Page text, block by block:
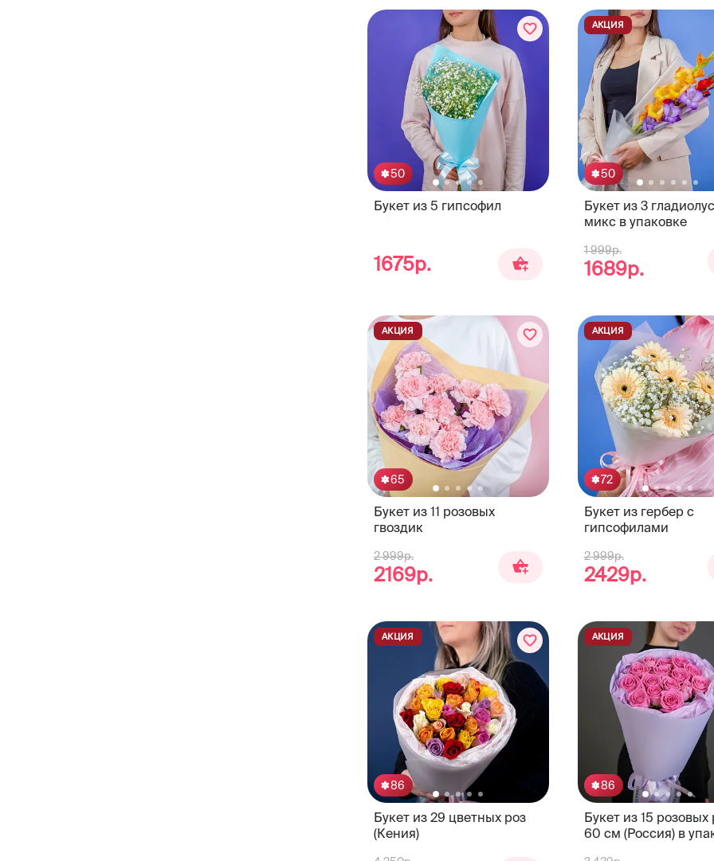
50
Букет из 5 гипсофил
1675р.
50
Букет из 3
микс в упаковке
АКЦИЯ
1 999р.
1689р.
65
Букет из 11 розовых
гвоздик
АКЦИЯ
2 999р.
2169р.
72
Букет из гербер с
гипсофилами
АКЦИЯ
2 999р.
2429р.
86
Букет из 29 цветных роз
(Кения)
АКЦИЯ
86
Букет из 15 розовых
60 см (Россия) в
АКЦИЯ